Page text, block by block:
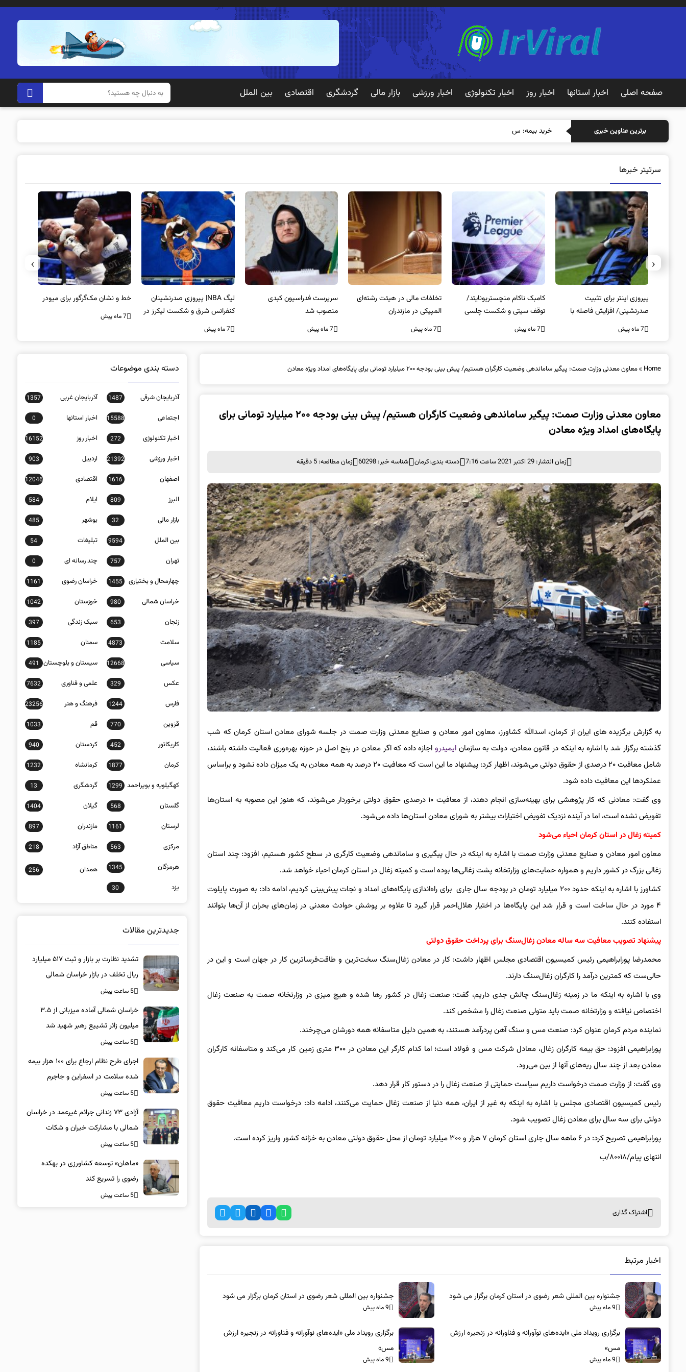
صفحه اصلی اخبار استانها اخبار روز اخبار تکنولوژی اخبار ورزشی بازار مالی گردشگری اقتصادی بین الملل
برترین عناوین خبری خرید بیمه: سنتی یا آنلاین؟ کدامیک
سرتیتر خبرها
پیروزی اینتر برای تثبیت
صدرنشینی/ افزایش فاصله با
ناپولی
7 ماه پیش
کامبک ناکام منچستریونایتد/
توقف سیتی و شکست چلسی
7 ماه پیش
تخلفات مالی در هیئت رشته‌ای
المپیکی در مازندران
7 ماه پیش
سرپرست فدراسیون کبدی
منصوب شد
7 ماه پیش
لیگ NBA| پیروزی صدرنشینان
کنفرانس شرق و شکست لیکرز در
غیاب جیمز
7 ماه پیش
خط و نشان مک‌گرگور برای میودر
7 ماه پیش
‹
›
Home
»معاون معدنی وزارت صمت: پیگیر ساماندهی وضعیت کارگران هستیم/ پیش بینی بودجه ۲۰۰ میلیارد تومانی برای پایگاه‌های امداد ویژه معادن
معاون معدنی وزارت صمت: پیگیر ساماندهی وضعیت کارگران هستیم/ پیش بینی بودجه ۲۰۰ میلیارد تومانی برای
پایگاه‌های امداد ویژه معادن
زمان انتشار: 29 اکتبر 2021 ساعت 7:16 دسته بندی:کرمان شناسه خبر: 60298 زمان مطالعه: 5 دقیقه
به گزارش برگزیده های ایران از کرمان، اسدالله کشاورز، معاون امور معادن و صنایع معدنی وزارت صمت در جلسه شورای معادن استان کرمان که شب
گذشته برگزار شد با اشاره به اینکه در قانون معادن، دولت به سازمان ایمیدرواجازه داده که اگر معادن در پنج اصل در حوزه بهره‌وری فعالیت داشته باشند،
شامل معافیت ۲۰ درصدی از حقوق دولتی می‌شوند، اظهار کرد: پیشنهاد ما این است که معافیت ۲۰ درصد به همه معادن به یک میزان داده نشود و براساس
عملکردها این معافیت داده شود.
وی گفت: معادنی که کار پژوهشی برای بهینه‌سازی انجام دهند، از معافیت ۱۰ درصدی حقوق دولتی برخوردار می‌شوند، که هنوز این مصوبه به استان‌ها
تفویض نشده است، اما در آینده نزدیک تفویض اختیارات بیشتر به شورای معادن استان‌ها داده می‌شود.
کمیته زغال در استان کرمان احیاء می‌شود
معاون امور معادن و صنایع معدنی وزارت صمت با اشاره به اینکه در حال پیگیری و ساماندهی وضعیت کارگری در سطح کشور هستیم، افزود: چند استان
زغالی بزرگ در کشور داریم و همواره حمایت‌های وزارتخانه پشت زغالی‌ها بوده است و کمیته زغال در استان کرمان احیاء خواهد شد.
کشاورز با اشاره به اینکه حدود ۲۰۰ میلیارد تومان در بودجه سال جاری برای راه‌اندازی پایگاه‌های امداد و نجات پیش‌بینی کردیم، ادامه داد: به‌ صورت پایلوت
۴ مورد در حال ساخت است و قرار شد این پایگاه‌ها در اختیار هلال‌احمر قرار گیرد تا علاوه بر پوشش حوادث معدنی در زمان‌های بحران‌ از آن‌ها بتوانند
استفاده کنند.
پیشنهاد تصویب معافیت سه ساله معادن زغال‌سنگ برای پرداخت حقوق دولتی
محمدرضا پورابراهیمی رئیس کمیسیون اقتصادی مجلس اظهار داشت: کار در معادن زغال‌سنگ سخت‌ترین و طاقت‌فرساترین کار در جهان است و این در
حالی‌ست که کمترین درآمد را کارگران زغال‌سنگ دارند.
وی با اشاره به اینکه ما در زمینه زغال‌سنگ چالش جدی داریم، گفت: صنعت زغال در کشور رها شده و هیچ میزی در وزارتخانه صمت به صنعت زغال
اختصاص نیافته و وزارتخانه صمت باید متولی صنعت زغال را مشخص کند.
نماینده مردم کرمان عنوان کرد: صنعت مس و سنگ آهن پردرآمد هستند، به همین دلیل متاسفانه همه دورشان می‌چرخند.
پورابراهیمی افزود: حق بیمه کارگران زغال، معادل شرکت مس و فولاد است؛ اما کدام ‌کارگر این معادن در ۳۰۰ متری زمین کار می‌کند و متاسفانه کارگران
معادن بعد از چند سال ریه‌های آنها از بین می‌رود.
وی گفت: از وزارت صمت درخواست داریم سیاست حمایتی از صنعت زغال را در دستور کار قرار دهد.
رئیس کمیسیون اقتصادی مجلس با اشاره به اینکه به غیر از ایران، همه دنیا از صنعت زغال حمایت می‌کنند، ادامه داد: درخواست داریم معافیت حقوق
دولتی برای سه سال برای معادن زغال تصویب شود.
پورابراهیمی تصریح کرد: در ۶ ماهه سال جاری استان کرمان ۷ هزار و ۳۰۰ میلیارد تومان از محل حقوق دولتی معادن به خزانه کشور واریز کرده است.
انتهای پیام/۸۰۰۱۸/ب
اشتراک گذاری
اخبار مرتبط
جشنواره بین المللی شعر رضوی در استان کرمان برگزار می شود
9 ماه پیش
جشنواره بین المللی شعر رضوی در استان کرمان برگزار می شود
9 ماه پیش
برگزاری رویداد ملی «ایده‌های نوآورانه و فناورانه در زنجیره ارزش
مس»
9 ماه پیش
برگزاری رویداد ملی «ایده‌های نوآورانه و فناورانه در زنجیره ارزش
مس»
9 ماه پیش
دسته بندی موضوعات
آذربایجان شرقی 1487 آذربایجان غربی 1357
اجتماعی 15588 اخبار استانها 0
اخبار تکنولوژی 272 اخبار روز 16152
اخبار ورزشی 21392 اردبیل 903
اصفهان 1616 اقتصادی 12046
البرز 809 ایلام 584
بازار مالی 32 بوشهر 485
بین الملل 9594 تبلیغات 54
تهران 757 چند رسانه ای 0
چهارمحال و بختیاری 1455 خراسان رضوی 1161
خراسان شمالی 980 خوزستان 1042
زنجان 653 سبک زندگی 397
سلامت 4873 سمنان 1185
سیاسی 12668 سیستان و بلوچستان 491
عکس 329 علمی و فناوری 7632
فارس 1244 فرهنگ و هنر 23256
قزوین 770 قم 1033
کاریکاتور 452 کردستان 940
کرمان 1877 کرمانشاه 1232
کهگیلویه و بویراحمد 1299 گردشگری 13
گلستان 568 گیلان 1404
لرستان 1161 مازندران 897
مرکزی 563 مناطق آزاد 218
هرمزگان 1345 همدان 256
یزد 30
جدیدترین مقالات
تشدید نظارت بر بازار و ثبت ۵۱۷ میلیارد
ریال تخلف در بازار خراسان شمالی
5 ساعت پیش
خراسان شمالی آماده میزبانی از ۳.۵
میلیون زائر تشییع رهبر شهید شد
5 ساعت پیش
اجرای طرح نظام ارجاع برای ۱۰۰ هزار بیمه
شده سلامت در اسفراین و جاجرم
5 ساعت پیش
آزادی ۷۳ زندانی جرائم غیرعمد در خراسان
شمالی با مشارکت خیران و شکات
5 ساعت پیش
«ماهان» توسعه کشاورزی در بهکده
رضوی را تسریع کند
5 ساعت پیش